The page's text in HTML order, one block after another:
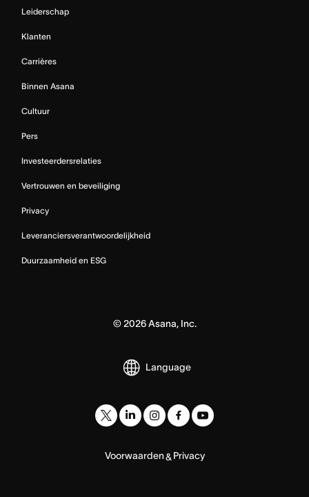
Leiderschap
Klanten
Carrières
Binnen Asana
Cultuur
Pers
Investeerdersrelaties
Vertrouwen en beveiliging
Privacy
Leveranciersverantwoordelijkheid
Duurzaamheid en ESG
©2026Asana, Inc.
Language
Voorwaarden& Privacy